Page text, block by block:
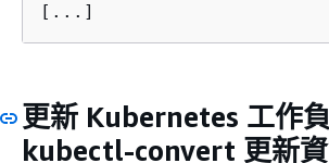
[ ... ]
更新 Kubernetes 工作
kubectl-convert 更新